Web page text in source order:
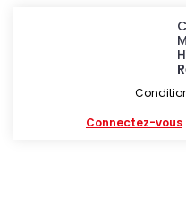
Connectez-vous